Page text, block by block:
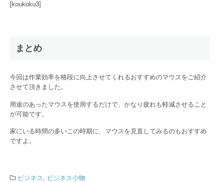
[koukoku3]
まとめ
今回は作業効率を格段に向上させてくれるおすすめのマウスをご紹介
させて頂きました。
用途のあったマウスを使用するだけで、かなり疲れも軽減させること
が可能です。
家にいる時間の多いこの時期に、マウスを見直してみるのもおすすめ
ですよ。
ビジネス ビジネス小物